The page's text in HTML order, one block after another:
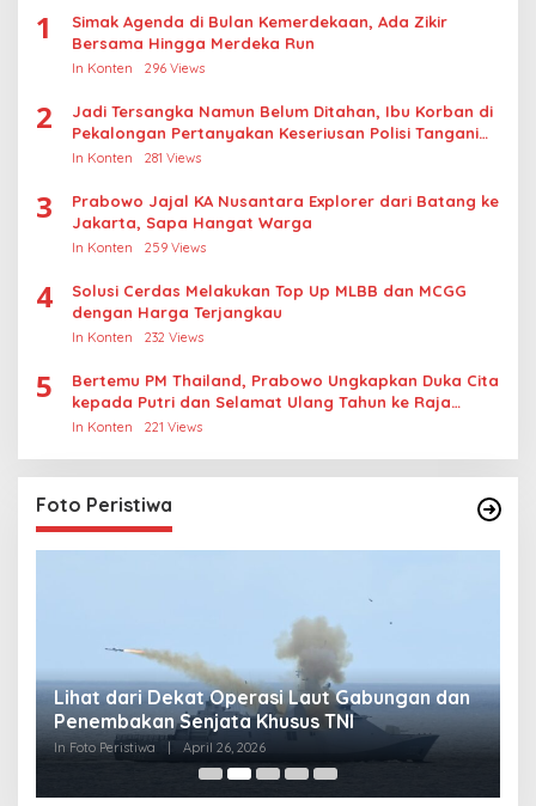
1
Simak Agenda di Bulan Kemerdekaan, Ada Zikir
Bersama Hingga Merdeka Run
In Konten 296 Views
2
Jadi Tersangka Namun Belum Ditahan, Ibu Korban di
Pekalongan Pertanyakan Keseriusan Polisi Tangani
Kasus Rudapksa Sampai Anaknya Hamil
In Konten 281 Views
3
Prabowo Jajal KA Nusantara Explorer dari Batang ke
Jakarta, Sapa Hangat Warga
In Konten 259 Views
4
Solusi Cerdas Melakukan Top Up MLBB dan MCGG
dengan Harga Terjangkau
In Konten 232 Views
5
Bertemu PM Thailand, Prabowo Ungkapkan Duka Cita
kepada Putri dan Selamat Ulang Tahun ke Raja
Thailand
In Konten 221 Views
Foto Peristiwa
Lihat dari Dekat Operasi Laut Gabungan dan
Penembakan Senjata Khusus TNI
In Foto Peristiwa April 26, 2026